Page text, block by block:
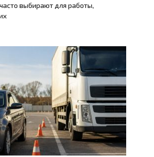
выбирают для работы,